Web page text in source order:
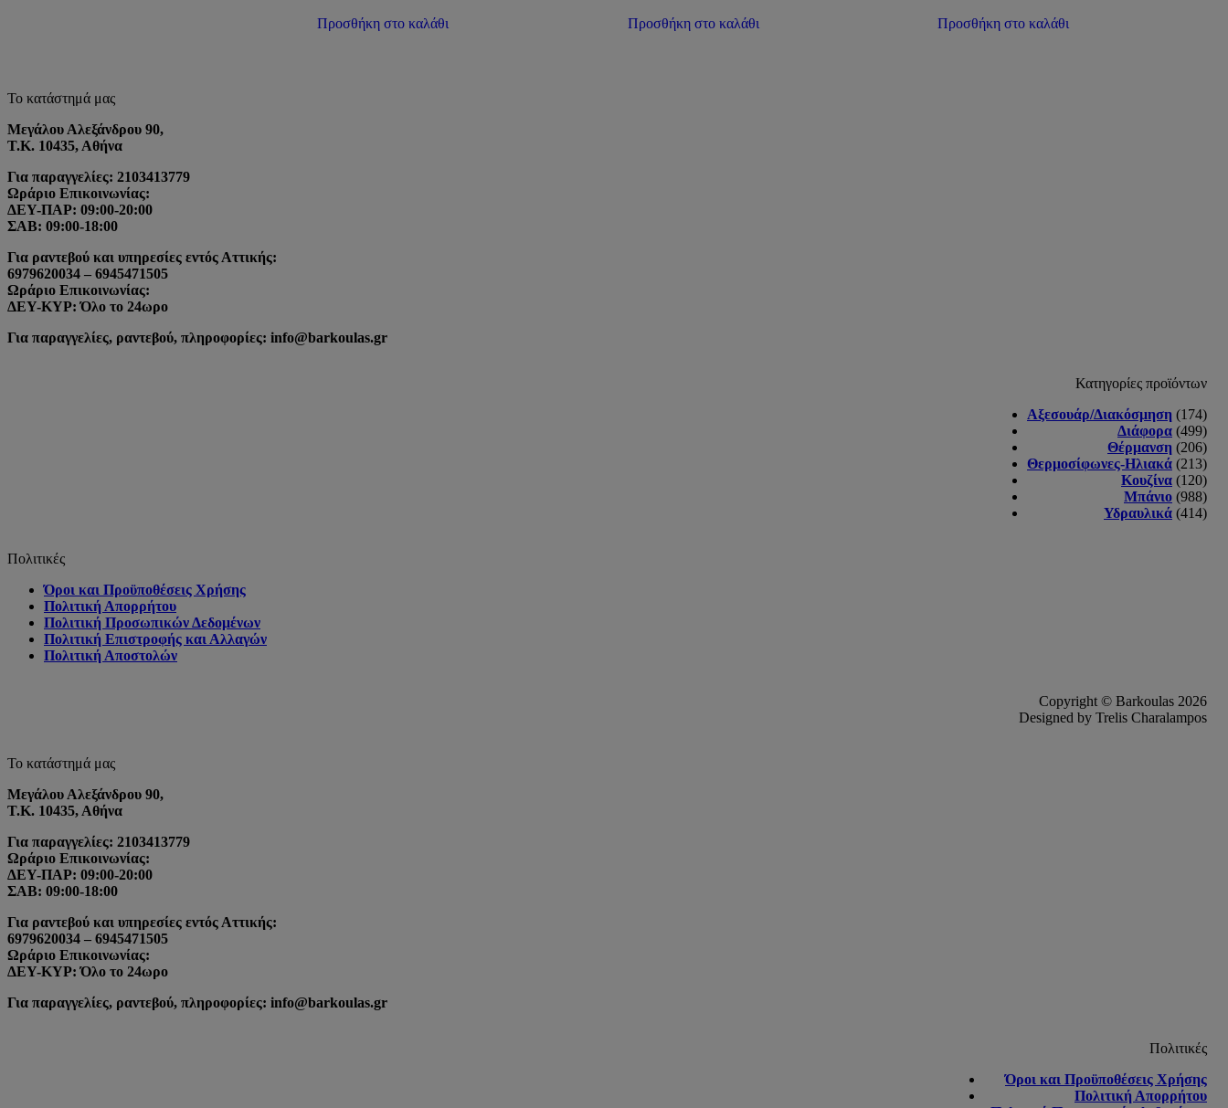
Προσθήκη στο καλάθι Προσθήκη στο καλάθι Προσθήκη στο καλάθι
Το κατάστημά μας
Μεγάλου Αλεξάνδρου 90,
Τ.Κ. 10435, Αθήνα
Για παραγγελίες: 2103413779
Ωράριο Επικοινωνίας:
ΔΕΥ-ΠΑΡ: 09:00-20:00
ΣΑΒ: 09:00-18:00
Για ραντεβού και υπηρεσίες εντός Αττικής:
6979620034 – 6945471505
Ωράριο Επικοινωνίας:
ΔΕΥ-ΚΥΡ: Όλο το 24ωρο
Για παραγγελίες, ραντεβού, πληροφορίες: info@barkoulas.gr
Κατηγορίες προϊόντων
Αξεσουάρ/Διακόσμηση (174)
Διάφορα (499)
Θέρμανση (206)
Θερμοσίφωνες-Ηλιακά (213)
Κουζίνα (120)
Μπάνιο (988)
Υδραυλικά (414)
Πολιτικές
Όροι και Προϋποθέσεις Χρήσης
Πολιτική Απορρήτου
Πολιτική Προσωπικών Δεδομένων
Πολιτική Επιστροφής και Αλλαγών
Πολιτική Αποστολών
Copyright © Barkoulas 2026
Designed by Trelis Charalampos
Το κατάστημά μας
Μεγάλου Αλεξάνδρου 90,
Τ.Κ. 10435, Αθήνα
Για παραγγελίες: 2103413779
Ωράριο Επικοινωνίας:
ΔΕΥ-ΠΑΡ: 09:00-20:00
ΣΑΒ: 09:00-18:00
Για ραντεβού και υπηρεσίες εντός Αττικής:
6979620034 – 6945471505
Ωράριο Επικοινωνίας:
ΔΕΥ-ΚΥΡ: Όλο το 24ωρο
Για παραγγελίες, ραντεβού, πληροφορίες: info@barkoulas.gr
Πολιτικές
Όροι και Προϋποθέσεις Χρήσης
Πολιτική Απορρήτου